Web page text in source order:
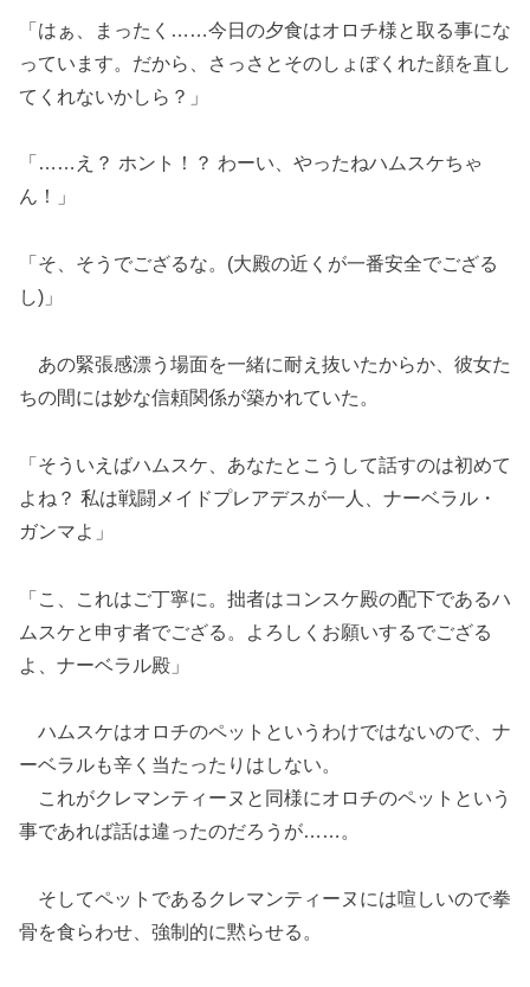
「はぁ、まったく……今日の夕食はオロチ様と取る事にな
っています。だから、さっさとそのしょぼくれた顔を直し
てくれないかしら？」
「……え？ ホント！？ わーい、やったねハムスケちゃ
ん！」
「そ、そうでござるな。(大殿の近くが一番安全でござる
し)」
あの緊張感漂う場面を一緒に耐え抜いたからか、彼女た
ちの間には妙な信頼関係が築かれていた。
「そういえばハムスケ、あなたとこうして話すのは初めて
よね？ 私は戦闘メイドプレアデスが一人、ナーベラル・
ガンマよ」
「こ、これはご丁寧に。拙者はコンスケ殿の配下であるハ
ムスケと申す者でござる。よろしくお願いするでござる
よ、ナーベラル殿」
ハムスケはオロチのペットというわけではないので、ナ
ーベラルも辛く当たったりはしない。
これがクレマンティーヌと同様にオロチのペットという
事であれば話は違ったのだろうが……。
そしてペットであるクレマンティーヌには喧しいので拳
骨を食らわせ、強制的に黙らせる。